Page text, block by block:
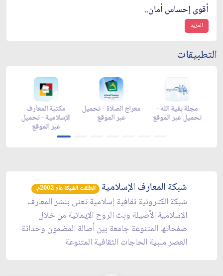
أقوى إحساس أمان..
المزيد
التطبيقات
مكتبة المعارف
الإسلامية - تحميل
عبر الموقع
معراج الصلاة - تحميل
عبر الموقع
مجلة بقية الله -
تحميل عبر الموقع
شبكة المعارف الإسلامية انطلقت الشبكة عام 2002م.
شبكة الكترونية ثقافية إسلامية تعنى بنشر المعارف
الإسلامية الأصيلة وبث الروح الإيمانية من خلال
صفحاتها المتنوعة جامعة بين أصالة المضمون وحداثة
العصر ملبية الحاجات الثقافية المتنوعة